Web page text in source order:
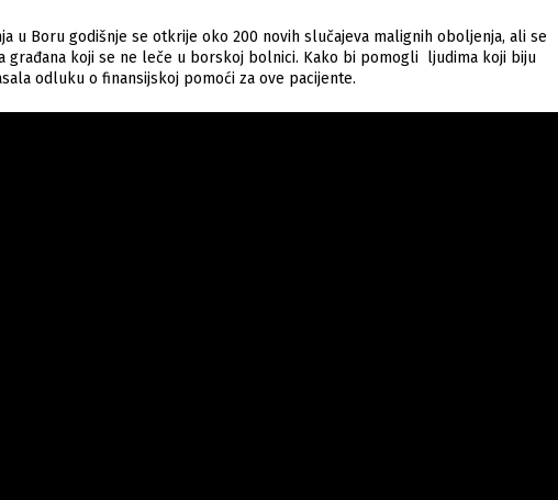
u Boru godišnje se otkrije oko 200 novih slučajeva malignih oboljenja, ali se
građana koji se ne leče u borskoj bolnici. Kako bi pomogli ljudima koji biju
odluku o finansijskoj pomoći za ove pacijente.